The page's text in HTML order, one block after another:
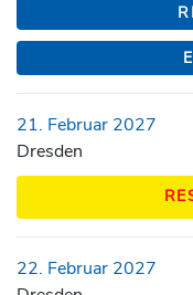
21. Februar 2027
Dresden
22. Februar 2027